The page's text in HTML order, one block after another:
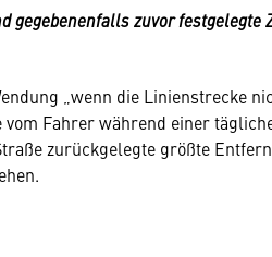
gegebenenfalls zuvor festgelegte
„wenn die Linienstrecke
Fahrer während einer
zurückgelegte größte